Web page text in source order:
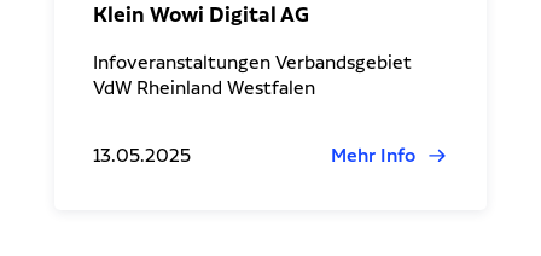
Klein Wowi Digital AG
Infoveranstaltungen Verbandsgebiet
VdW Rheinland Westfalen
13.05.2025 Mehr Info